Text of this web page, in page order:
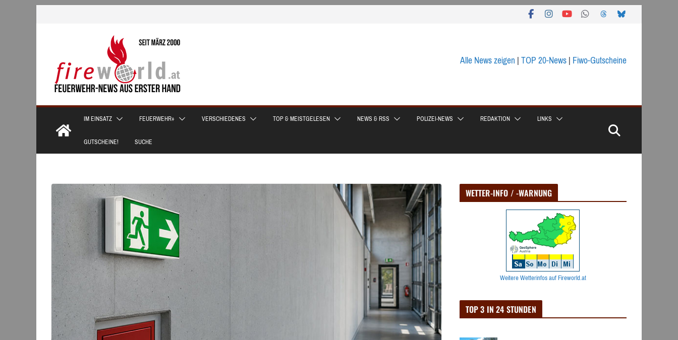
Alle News zeigen|TOP 20-News|Fiwo-Gutscheine
IM EINSATZ FEUERWEHR+ VERSCHIEDENES TOP & MEISTGELESEN NEWS & RSS POLIZEI-NEWS REDAKTION LINKS
GUTSCHEINE! SUCHE
WETTER-INFO / -WARNUNG
Weitere Wetterinfos auf Fireworld.at
TOP 3 IN 24 STUNDEN